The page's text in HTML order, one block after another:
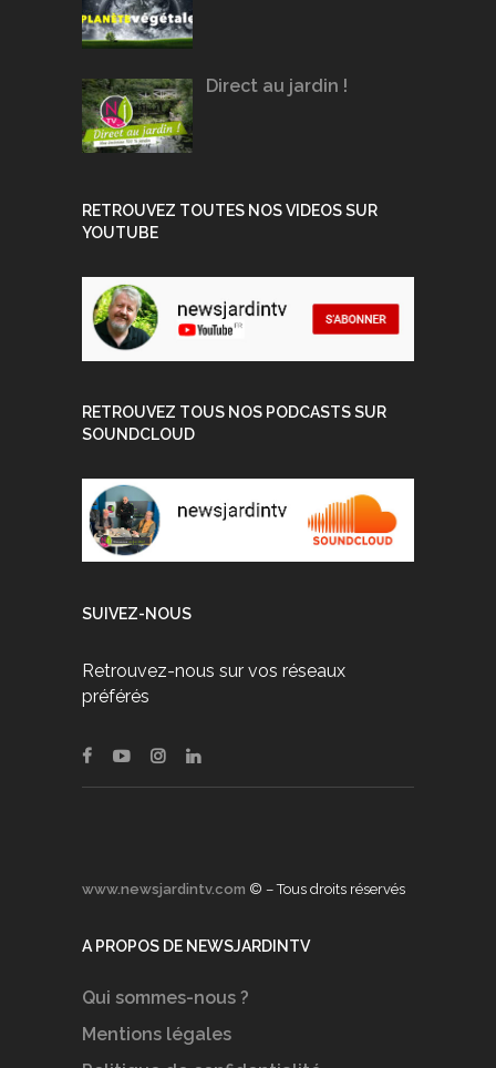
Direct au jardin !
RETROUVEZ TOUTES NOS VIDEOS SUR
YOUTUBE
RETROUVEZ TOUS NOS PODCASTS SUR
SOUNDCLOUD
SUIVEZ-NOUS
Retrouvez-nous sur vos réseaux
préférés
www.newsjardintv.com © – Tous droits réservés
A PROPOS DE NEWSJARDINTV
Qui sommes-nous ?
Mentions légales